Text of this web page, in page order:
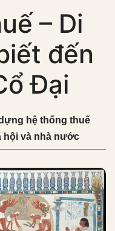
– Di
đến
Đại
hệ thống thuế
hội và nhà nước